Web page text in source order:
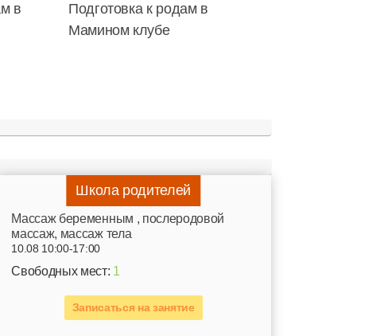
в
Подготовка к родам в
Мамином клубе
Школа родителей
Mассаж беременным , послеродовой
массаж, массаж тела
10.08 10:00-17:00
Свободных мест: 1
Записаться на занятие